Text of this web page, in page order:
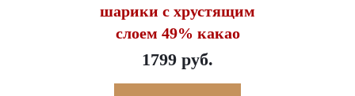
шарики с хрустящим
слоем 49% какао
1799 руб.